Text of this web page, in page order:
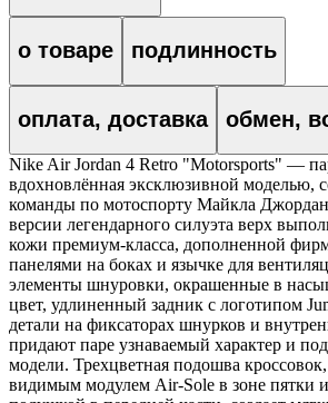
о товаре подлинность
оплата, доставка обмен,
Nike Air Jordan 4 Retro "Motorsports" —
вдохновлённая эксклюзивной моделью,
команды по мотоспорту Майкла
версии легендарного силуэта верх
кожи премиум-класса, дополненной
панелями на боках и язычке для
элементы шнуровки, окрашенные в
цвет, удлиненный задник с логотипом
детали на фиксаторах шнурков и
придают паре узнаваемый характер и
модели. Трехцветная подошва
видимым модулем Air-Sole в зоне пятки